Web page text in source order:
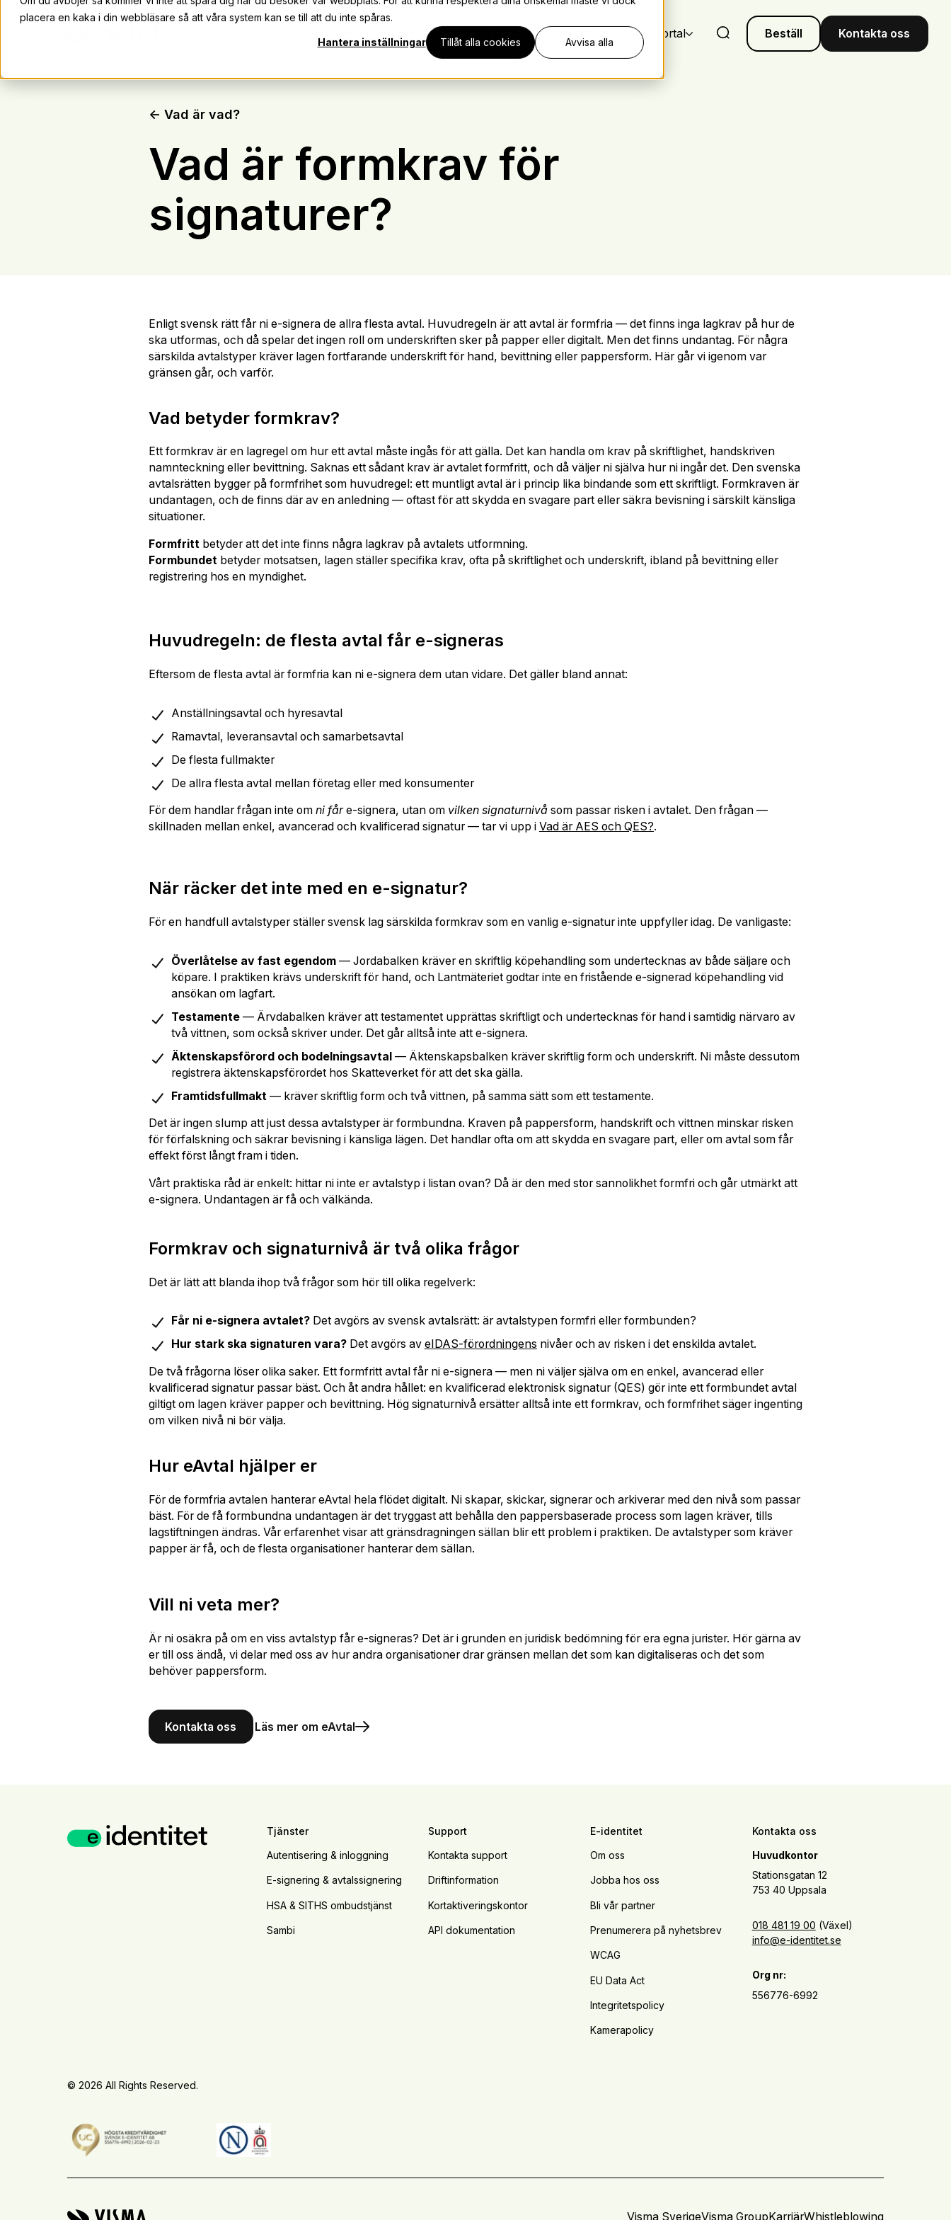
placera en kaka i din webbläsare så att våra system kan se till att du inte spåras.
Hantera inställningar Tillåt alla cookies Avvisa alla
Lösningar Integrationer Kundportal Beställ Kontakta oss
← Vad är vad?
Vad är formkrav för
signaturer?
Enligt svensk rätt får ni e-signera de allra flesta avtal. Huvudregeln är att avtal är formfria — det finns inga lagkrav på hur de
ska utformas, och då spelar det ingen roll om underskriften sker på papper eller digitalt. Men det finns undantag. För några
särskilda avtalstyper kräver lagen fortfarande underskrift för hand, bevittning eller pappersform. Här går vi igenom var
gränsen går, och varför.
Vad betyder formkrav?
Ett formkrav är en lagregel om hur ett avtal måste ingås för att gälla. Det kan handla om krav på skriftlighet, handskriven
namnteckning eller bevittning. Saknas ett sådant krav är avtalet formfritt, och då väljer ni själva hur ni ingår det. Den svenska
avtalsrätten bygger på formfrihet som huvudregel: ett muntligt avtal är i princip lika bindande som ett skriftligt. Formkraven är
undantagen, och de finns där av en anledning — oftast för att skydda en svagare part eller säkra bevisning i särskilt känsliga
situationer.
Formfritt betyder att det inte finns några lagkrav på avtalets utformning.
Formbundetbetyder motsatsen, lagen ställer specifika krav, ofta på skriftlighet och underskrift, ibland på bevittning eller
registrering hos en myndighet.
Huvudregeln: de flesta avtal får e-signeras
Eftersom de flesta avtal är formfria kan ni e-signera dem utan vidare. Det gäller bland annat:
Anställningsavtal och hyresavtal
Ramavtal, leveransavtal och samarbetsavtal
De flesta fullmakter
De allra flesta avtal mellan företag eller med konsumenter
För dem handlar frågan inte om ni fåre-signera, utan om vilken signaturnivåsom passar risken i avtalet. Den frågan —
skillnaden mellan enkel, avancerad och kvalificerad signatur — tar vi upp i Vad är AES och QES?.
När räcker det inte med en e-signatur?
För en handfull avtalstyper ställer svensk lag särskilda formkrav som en vanlig e-signatur inte uppfyller idag. De vanligaste:
Överlåtelse av fast egendom— Jordabalken kräver en skriftlig köpehandling som undertecknas av både säljare och
köpare. I praktiken krävs underskrift för hand, och Lantmäteriet godtar inte en fristående e-signerad köpehandling vid
ansökan om lagfart.
Testamente— Ärvdabalken kräver att testamentet upprättas skriftligt och undertecknas för hand i samtidig närvaro av
två vittnen, som också skriver under. Det går alltså inte att e-signera.
Äktenskapsförord och bodelningsavtal— Äktenskapsbalken kräver skriftlig form och underskrift. Ni måste dessutom
registrera äktenskapsförordet hos Skatteverket för att det ska gälla.
Framtidsfullmakt — kräver skriftlig form och två vittnen, på samma sätt som ett testamente.
Det är ingen slump att just dessa avtalstyper är formbundna. Kraven på pappersform, handskrift och vittnen minskar risken
för förfalskning och säkrar bevisning i känsliga lägen. Det handlar ofta om att skydda en svagare part, eller om avtal som får
effekt först långt fram i tiden.
Vårt praktiska råd är enkelt: hittar ni inte er avtalstyp i listan ovan? Då är den med stor sannolikhet formfri och går utmärkt att
e-signera. Undantagen är få och välkända.
Formkrav och signaturnivå är två olika frågor
Det är lätt att blanda ihop två frågor som hör till olika regelverk:
Får ni e-signera avtalet?Det avgörs av svensk avtalsrätt: är avtalstypen formfri eller formbunden?
Hur stark ska signaturen vara?Det avgörs av eIDAS-förordningens nivåer och av risken i det enskilda avtalet.
De två frågorna löser olika saker. Ett formfritt avtal får ni e-signera — men ni väljer själva om en enkel, avancerad eller
kvalificerad signatur passar bäst. Och åt andra hållet: en kvalificerad elektronisk signatur (QES) gör inte ett formbundet avtal
giltigt om lagen kräver papper och bevittning. Hög signaturnivå ersätter alltså inte ett formkrav, och formfrihet säger ingenting
om vilken nivå ni bör välja.
Hur eAvtal hjälper er
För de formfria avtalen hanterar eAvtal hela flödet digitalt. Ni skapar, skickar, signerar och arkiverar med den nivå som passar
bäst. För de få formbundna undantagen är det tryggast att behålla den pappersbaserade process som lagen kräver, tills
lagstiftningen ändras. Vår erfarenhet visar att gränsdragningen sällan blir ett problem i praktiken. De avtalstyper som kräver
papper är få, och de flesta organisationer hanterar dem sällan.
Vill ni veta mer?
Är ni osäkra på om en viss avtalstyp får e-signeras? Det är i grunden en juridisk bedömning för era egna jurister. Hör gärna av
er till oss ändå, vi delar med oss av hur andra organisationer drar gränsen mellan det som kan digitaliseras och det som
behöver pappersform.
Kontakta oss Läs mer om eAvtal
Tjänster
Autentisering & inloggning
E-signering & avtalssignering
HSA & SITHS ombudstjänst
Sambi
Support
Kontakta support
Driftinformation
Kortaktiveringskontor
API dokumentation
E-identitet
Om oss
Jobba hos oss
Bli vår partner
Prenumerera på nyhetsbrev
WCAG
EU Data Act
Integritetspolicy
Kamerapolicy
Kontakta oss
Huvudkontor
Stationsgatan 12
753 40 Uppsala
018 481 19 00 (Växel)
info@e-identitet.se
Org nr:
556776-6992
© 2026 All Rights Reserved.
Visma SverigeVisma GroupKarriärWhistleblowing